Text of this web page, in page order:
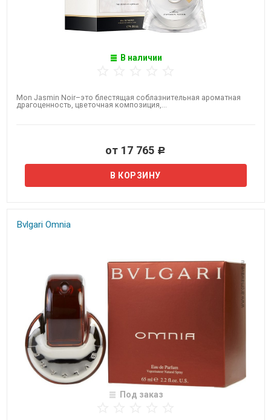
В наличии
Mon Jasmin Noir–это блестящая соблазнительная ароматная
драгоценность, цветочная композиция,...
от 17 765 Р
Bvlgari Omnia
Под заказ